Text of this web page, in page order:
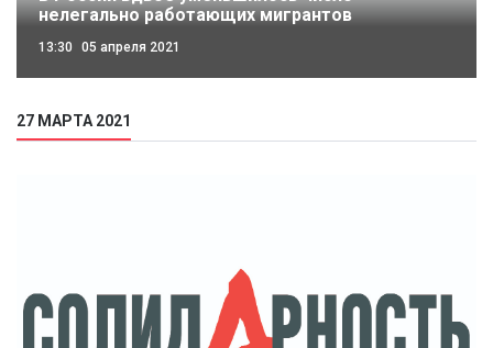
нелегально работающих мигрантов
13:30 05 апреля 2021
27 МАРТА 2021